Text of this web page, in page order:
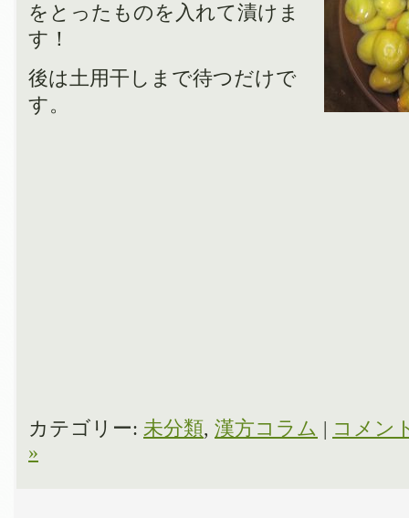
をとったものを入れて漬けま
す！
後は土用干しまで待つだけで
す。
カテゴリー: 未分類, 漢方コラム | コメン
»